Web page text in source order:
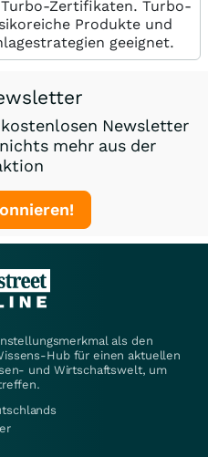
Zertifikaten. Turbo-
Produkte und
geeignet.
Newsletter
mehr aus der
als den
Hub für einen aktuellen
und Wirtschaftswelt, um